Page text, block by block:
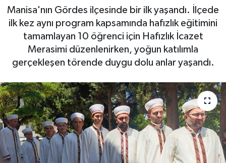
Manisa'nın Gördes ilçesinde bir ilk yaşandı. İlçede
ilk kez aynı program kapsamında hafızlık eğitimini
tamamlayan 10 öğrenci için Hafızlık İcazet
Merasimi düzenlenirken, yoğun katılımla
gerçekleşen törende duygu dolu anlar yaşandı.
Son Dakika Haberleri
Haber Arşivi